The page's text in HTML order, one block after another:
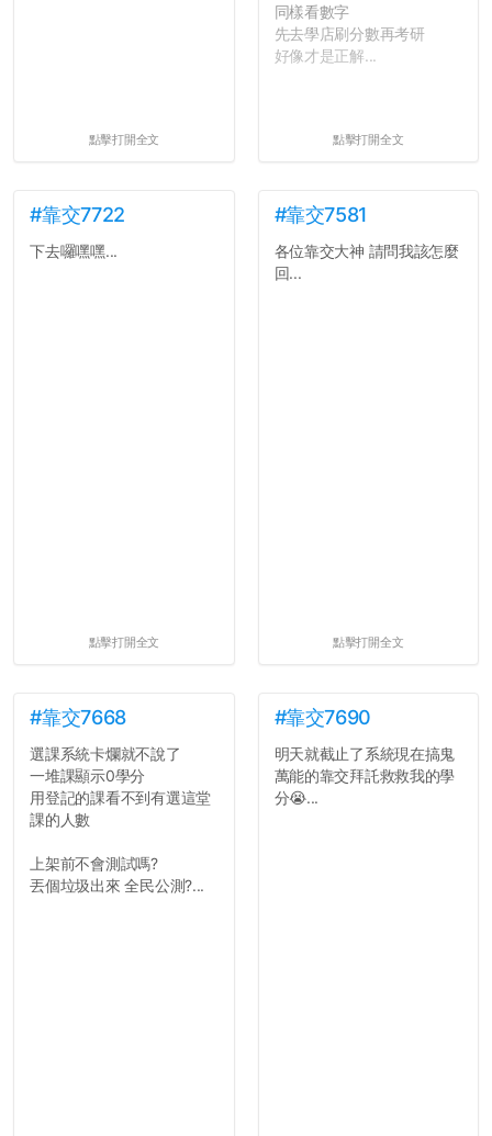
點擊打開全文
同樣看數字
先去學店刷分數再考研
好像才是正解...
點擊打開全文
#靠交7722
下去囉嘿嘿...
點擊打開全文
#靠交7581
各位靠交大神 請問我該怎麼
回...
點擊打開全文
#靠交7668
選課系統卡爛就不說了
一堆課顯示0學分
用登記的課看不到有選這堂
課的人數
上架前不會測試嗎?
丟個垃圾出來 全民公測?...
#靠交7690
明天就截止了系統現在搞鬼
萬能的靠交拜託救救我的學
分😭...